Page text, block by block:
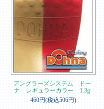
アングラーズシステム ドー
ナ レギュラーカラー 1.3g
460円(税込506円)